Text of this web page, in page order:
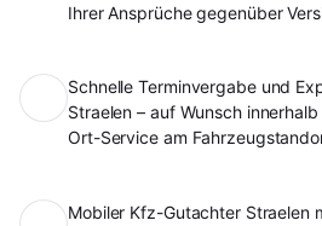
Ihrer Ansprüche gegenüber
Schnelle Terminvergabe und
Straelen – auf Wunsch
Ort-Service am
Mobiler Kfz-Gutachter Straelen